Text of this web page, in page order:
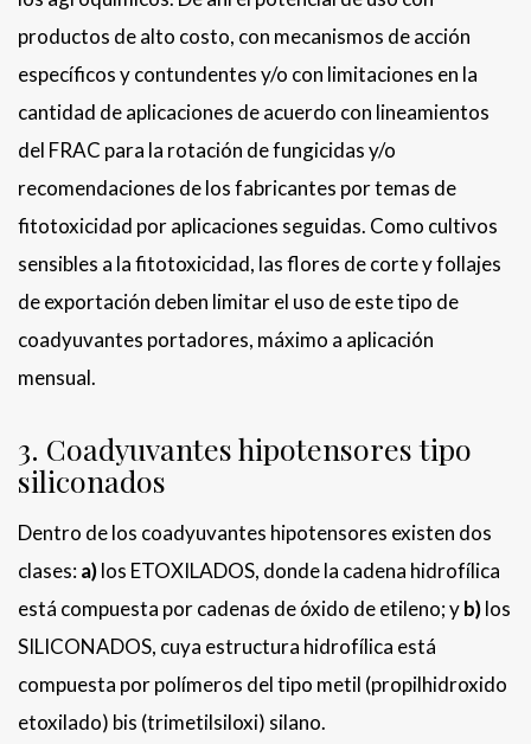
productos de alto costo, con mecanismos de acción
específicos y contundentes y/o con limitaciones en la
cantidad de aplicaciones de acuerdo con lineamientos
del FRAC para la rotación de fungicidas y/o
recomendaciones de los fabricantes por temas de
fitotoxicidad por aplicaciones seguidas. Como cultivos
sensibles a la fitotoxicidad, las flores de corte y follajes
de exportación deben limitar el uso de este tipo de
coadyuvantes portadores, máximo a aplicación
mensual.
3. Coadyuvantes hipotensores tipo
siliconados
Dentro de los coadyuvantes hipotensores existen dos
clases:a)los ETOXILADOS, donde la cadena hidrofílica
está compuesta por cadenas de óxido de etileno; yb)los
SILICONADOS, cuya estructura hidrofílica está
compuesta por polímeros del tipo metil (propilhidroxido
etoxilado) bis (trimetilsiloxi) silano.